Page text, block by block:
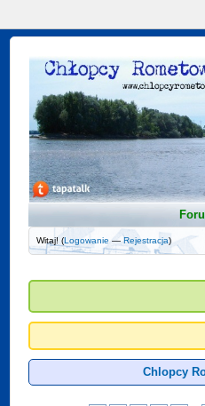
Witaj! (Logowanie —Rejestracja)
Chlopcy